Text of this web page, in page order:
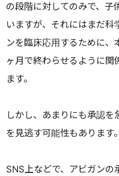
の段階に対してのみで、子
いますが、それにはまだ科
ンを臨床応用するために、
ヶ月で終わらせるように関
ます。
しかし、あまりにも承認
を見逃す可能性もあります。
SNS上などで、アビガンの